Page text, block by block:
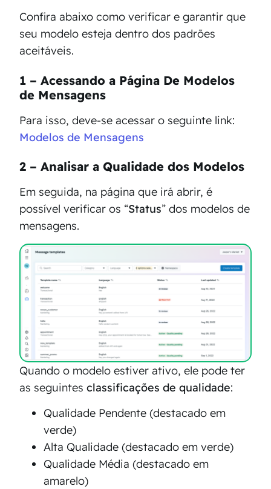
Confira abaixo como verificar e garantir que
seu modelo esteja dentro dos padrões
aceitáveis.
1 – Acessando a Página De Modelos
de Mensagens
Para isso, deve-se acessar o seguinte link:
Modelos de Mensagens
2 – Analisar a Qualidade dos Modelos
Em seguida, na página que irá abrir, é
possível verificar os “Status” dos modelos de
mensagens.
Quando o modelo estiver ativo, ele pode ter
as seguintesclassificações de qualidade:
Qualidade Pendente (destacado em
verde)
Alta Qualidade (destacado em verde)
Qualidade Média (destacado em
amarelo)